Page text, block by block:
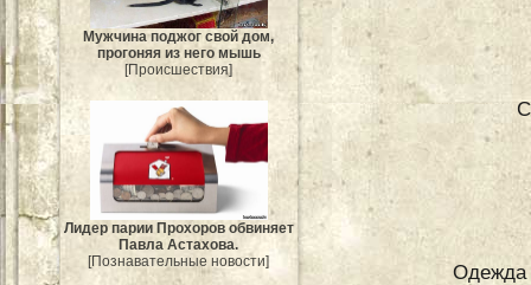
Мужчина поджог свой дом,
прогоняя из него мышь
[Происшествия]
Лидер парии Прохоров обвиняет
Павла Астахова.
[Познавательные новости]
Одежда